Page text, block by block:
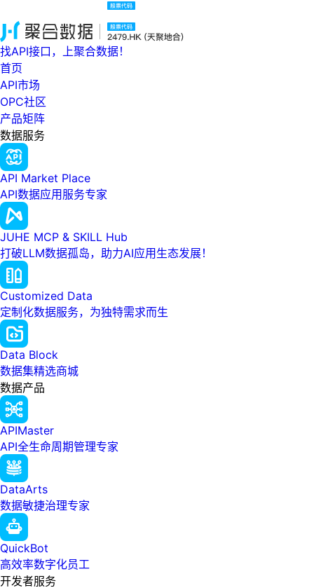
找API接口，上聚合数据！
首页
API市场
OPC社区
产品矩阵
数据服务
API Market Place
API数据应用服务专家
JUHE MCP & SKILL Hub
打破LLM数据孤岛，助力AI应用生态发展！
Customized Data
定制化数据服务，为独特需求而生
Data Block
数据集精选商城
数据产品
APIMaster
API全生命周期管理专家
DataArts
数据敏捷治理专家
QuickBot
高效率数字化员工
开发者服务